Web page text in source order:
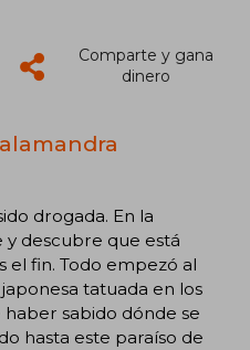
Comparte y gana
dinero
drogada. En la
descubre que está
el fin. Todo empezó al
tatuada en los
sabido dónde se
hasta este paraíso de